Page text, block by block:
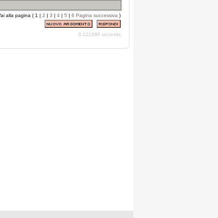
alla pagina ( 1 | 2 | 3 | 4 | 5 | 6 Pagina successiva )
0.121890 seconds.